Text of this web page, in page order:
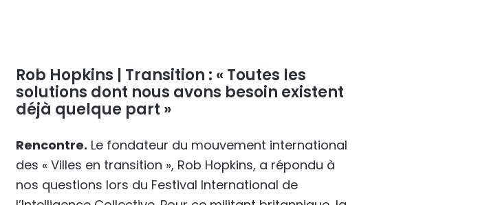
Rob Hopkins | Transition : « Toutes les
solutions dont nous avons besoin existent
déjà quelque part »
Rencontre. Le fondateur du mouvement international
des « Villes en transition », Rob Hopkins, a répondu à
nos questions lors du Festival International de